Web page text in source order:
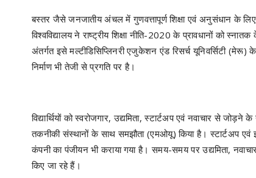
बस्तर जैसे जनजातीय अंचल में गुणवत्तापूर्ण शिक्षा एवं अनुसंधान के लिए
विश्वविद्यालय ने राष्ट्रीय शिक्षा नीति-2020 के प्रावधानों को
अंतर्गत इसे मल्टीडिसिप्लिनरी एजुकेशन एंड रिसर्च यूनिवर्सिटी (मेरू)
निर्माण भी तेजी से प्रगति पर है।
विद्यार्थियों को स्वरोजगार, उद्यमिता, स्टार्टअप एवं नवाचार से
तकनीकी संस्थानों के साथ समझौता (एमओयू) किया है। स्टार्टअप एवं
कंपनी का पंजीयन भी कराया गया है। समय-समय पर उद्यमिता,
किए जा रहे हैं।